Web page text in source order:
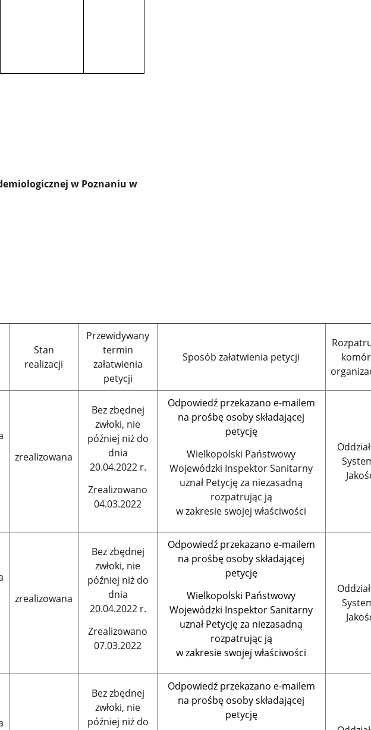
w Poznaniu w
Stan
realizacji
Przewidywany
termin
załatwienia
petycji
Sposób załatwienia petycji
zrealizowana
Bez zbędnej
zwłoki, nie
później niż do
dnia
20.04.2022 r.
Zrealizowano
04.03.2022
Odpowiedź przekazano e-mailem
na prośbę osoby składającej
petycję
Wielkopolski Państwowy
Wojewódzki Inspektor Sanitarny
uznał Petycję za niezasadną
rozpatrując ją
w zakresie swojej właściwości
zrealizowana
Bez zbędnej
zwłoki, nie
później niż do
dnia
20.04.2022 r.
Zrealizowano
07.03.2022
Odpowiedź przekazano e-mailem
na prośbę osoby składającej
petycję
Wielkopolski Państwowy
Wojewódzki Inspektor Sanitarny
uznał Petycję za niezasadną
rozpatrując ją
w zakresie swojej właściwości
Bez zbędnej
zwłoki, nie
później niż do
Odpowiedź przekazano e-mailem
na prośbę osoby składającej
petycję